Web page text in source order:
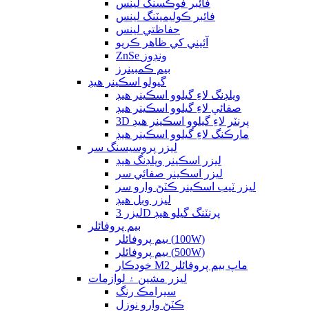
فائبر فوڪسنگ لينس
فائبر ڪوليميٽنگ لينس
حفاظتي لينس
آئيني کي ظاهر ڪريو
ZnSe ونڊوز
بيم ڪمبينرز
گيولو اسڪينر هيڊ
ويلڊنگ لاءِ گيلوو اسڪينر هيڊ
صفائي لاءِ گيلوو اسڪينر هيڊ
3D پرنٽر لاءِ گيلوو اسڪينر هيڊ
مارڪنگ لاءِ گيلوو اسڪينر هيڊ
ليزر پروسيسنگ سر
ليزر اسڪينر ويلڊنگ هيڊ
ليزر اسڪينر صفائي سر
ليزر ٽيب اسڪينر ڪٽڻ وارو سر
ليزر وبل هيڊ
ليزر 3D پرنٽنگ گيلو هيڊ
بيم پروفائلر
بيم پروفائلر (100W)
بيم پروفائلر (500W)
خودڪار M2 ماپ بيم پروفائلر
ليزر مشين ۽ لوازمات
سيرامڪ رنگ
ڪٽڻ وارو نوزل